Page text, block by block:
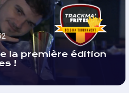
la première édition
!